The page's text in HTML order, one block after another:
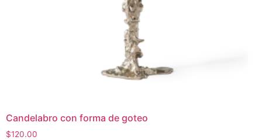
Candelabro con forma de goteo
$120.00